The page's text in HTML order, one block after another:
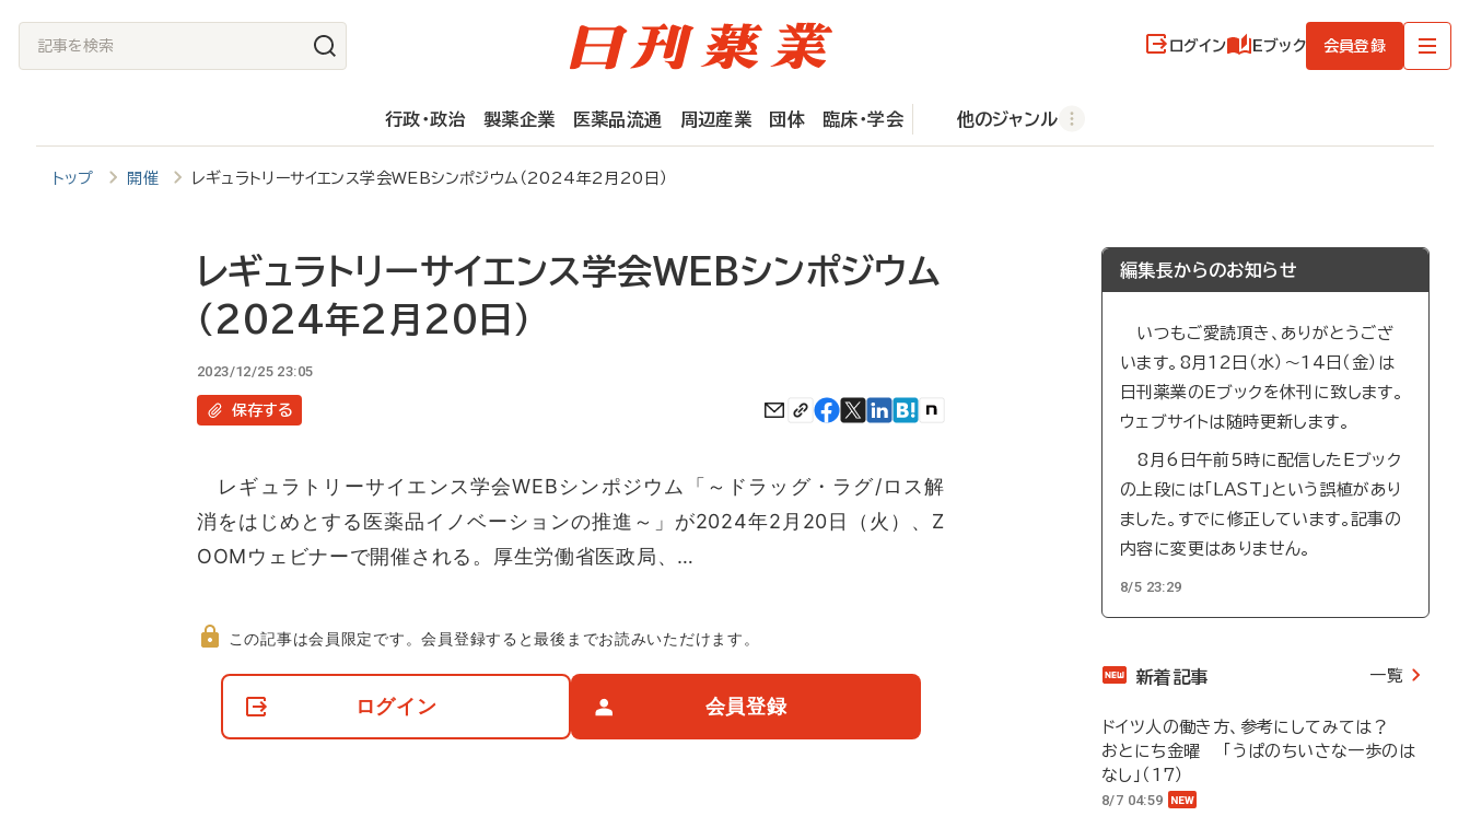
記
事
検
ログイン Eブック 会員登録
行政・政治 製薬企業 医薬品流通 周辺産業 団体 臨床・学会 他のジャンル
トップ 開催 レギュラトリーサイエンス学会WEBシンポジウム（2024年2月20日）
レギュラトリーサイエンス学会WEBシンポジウム
（2024年2月20日）
2023/12/25 23:05
保存する
レギュラトリーサイエンス学会WEBシンポジウム「～ドラッグ・ラグ/ロス解
消をはじめとする医薬品イノベーションの推進～」が2024年2月20日（火）、Z
OOMウェビナーで開催される。厚生労働省医政局、…
この記事は会員限定です。会員登録すると最後までお読みいただけます。
ログイン 会員登録
編集長からのお知らせ
いつもご愛読頂き、ありがとうござ
います。8月12日（水）～14日（金）は
日刊薬業のEブックを休刊に致します。
ウェブサイトは随時更新します。
8月6日午前5時に配信したEブック
の上段には「LAST」という誤植があり
ました。すでに修正しています。記事の
内容に変更はありません。
8/5 23:29
新着記事 一覧
ドイツ人の働き方、参考にしてみては？
おとにち金曜 「うぱのちいさな一歩のは
なし」（17）
8/7 04:59